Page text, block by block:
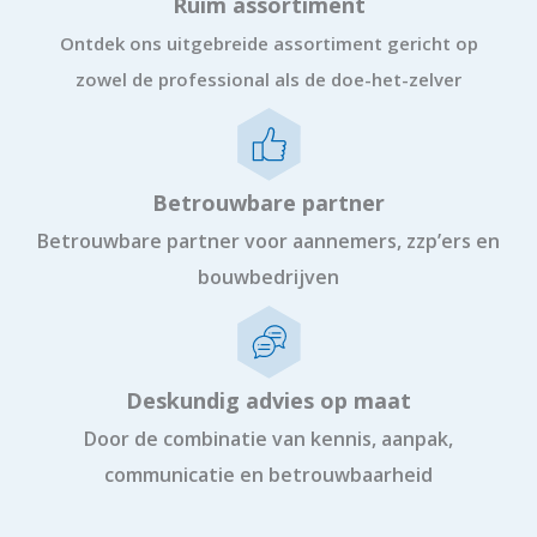
Ontdek ons uitgebreide assortiment gericht op
zowel de professional als de doe-het-zelver
Betrouwbare partner
Betrouwbare partner voor aannemers, zzp’ers en
bouwbedrijven
Deskundig advies op maat
Door de combinatie van kennis, aanpak,
communicatie en betrouwbaarheid